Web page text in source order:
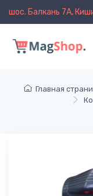
шос. Балкань 7A,
Главная